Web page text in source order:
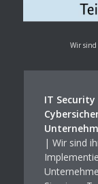
Wir
IT
| Wir sind